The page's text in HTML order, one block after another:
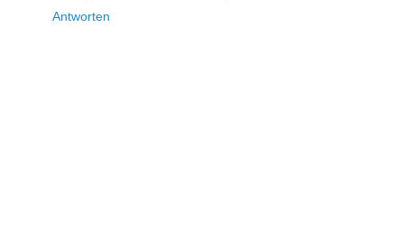
Antworten